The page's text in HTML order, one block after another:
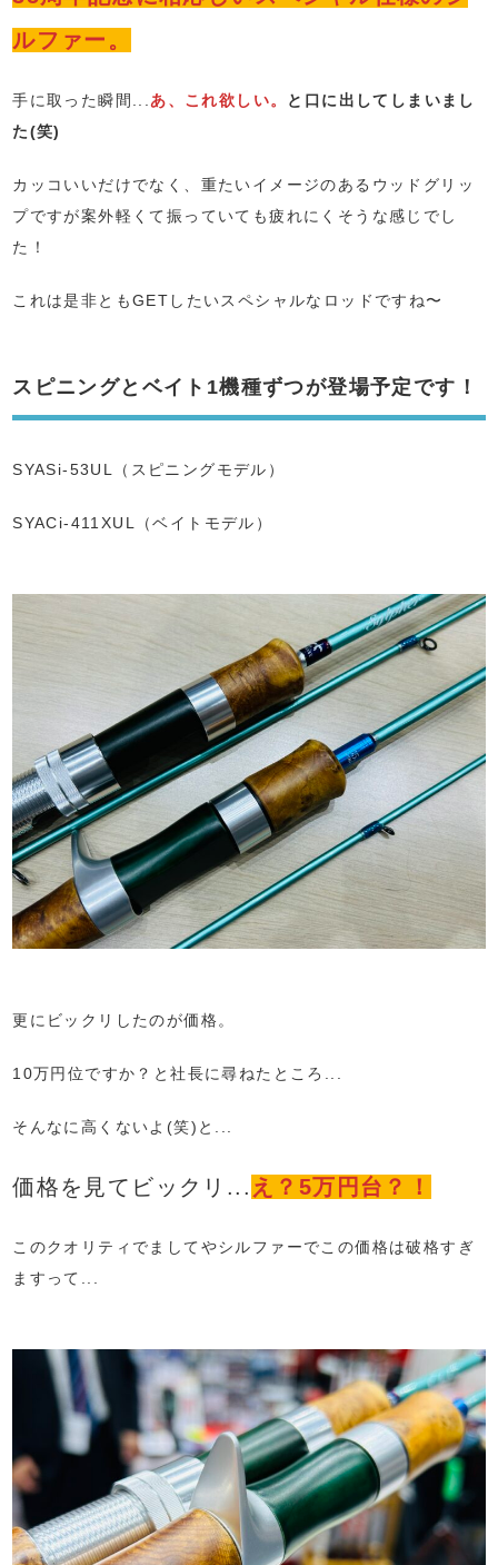
ルファー。
手に取った瞬間... あ、これ欲しい。 と口に出してしまいまし
た(笑)
カッコいいだけでなく、重たいイメージのあるウッドグリッ
プですが案外軽くて振っていても疲れにくそうな感じでし
た！
これは是非ともGETしたいスペシャルなロッドですね〜
スピニングとベイト1機種ずつが登場予定です！
SYASi-53UL（スピニングモデル）
SYACi-411XUL（ベイトモデル）
更にビックリしたのが価格。
10万円位ですか？と社長に尋ねたところ...
そんなに高くないよ(笑)と...
価格を見てビックリ... え？5万円台？！
このクオリティでましてやシルファーでこの価格は破格すぎ
ますって...